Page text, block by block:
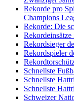
Rekorde pro
Champions
Rekorde: Die
Rekordsieger
Rekordspieler
Schnellste
Schnellste
Schnellste
Schweizer